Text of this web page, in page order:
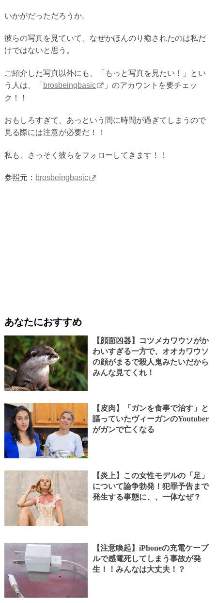
いかがだっただろうか。
彼らの写真を見ていて、なぜかほんのり癒されたのは私だ
けではないと思う。
ご紹介した写真以外にも、「もっと写真を見たい！」とい
う人は、「 brosbeingbasic
」のアカウントを要チェッ
ク！！
おもしろすぎて、あっという間に時間が過ぎてしまうので
見る際には注意が必要だ！！
私も、さっそく彼らをフォローしてきます！！
参照元： brosbeingbasic
あなたにおすすめ
【顔面凶器】コツメカワウソがか
わいすぎる一方で、オオカワウソ
の顔がまるで殺人鬼みたいだから
みんな見てくれ！
【皮肉】「ガンを食事で治す」と
謳っていたヴィーガンのYoutuber
がガンで亡くなる
【炎上】この女性モデルの「足」
について論争勃発！犯罪予告まで
発生する事態に、、一体なぜ？
【注意喚起】iPhoneの充電ケーブ
ルで感電死してしまう事故が発
生！！みんなは大丈夫！？